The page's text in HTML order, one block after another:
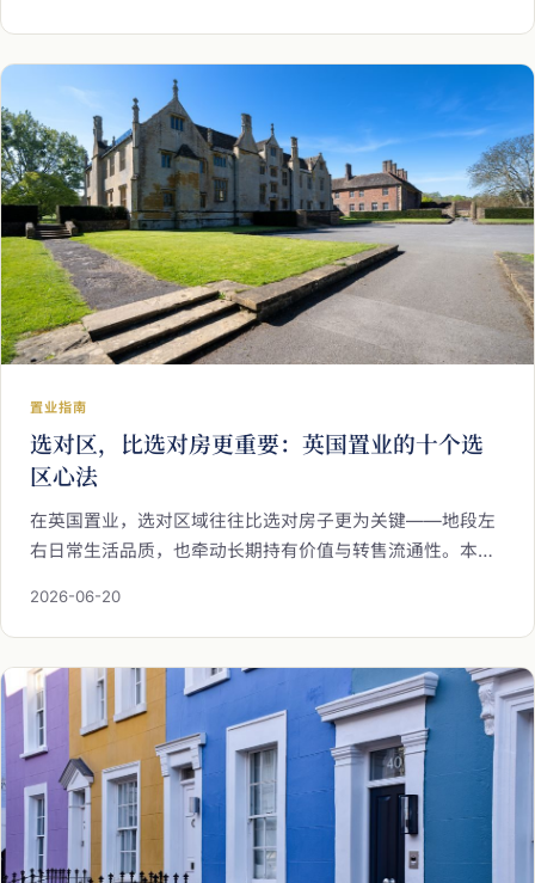
咨询合资格英国税务顾问，让跨代财富规划行稳致远。
置业指南
选对区，比选对房更重要：英国置业的十个选
区心法
在英国置业，选对区域往往比选对房子更为关键——地段左
右日常生活品质，也牵动长期持有价值与转售流通性。本文
您在置产之前做出从容而审慎的判断。
2026-06-20